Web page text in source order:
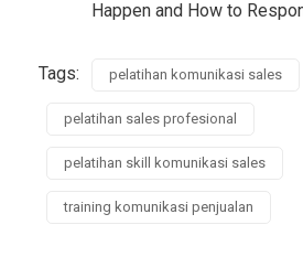
Happen and How to
Tags: pelatihan komunikasi sales
pelatihan sales profesional
pelatihan skill komunikasi sales
training komunikasi penjualan